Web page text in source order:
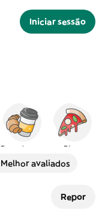
Iniciar sessão
Peq. almoço Pizza
Melhor avaliados
Repor